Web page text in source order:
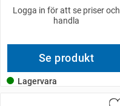
Logga in för att se priser och
handla
Se produkt
Lagervara